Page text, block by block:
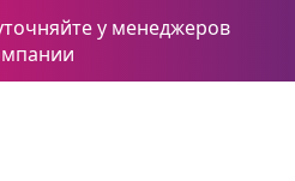
у менеджеров